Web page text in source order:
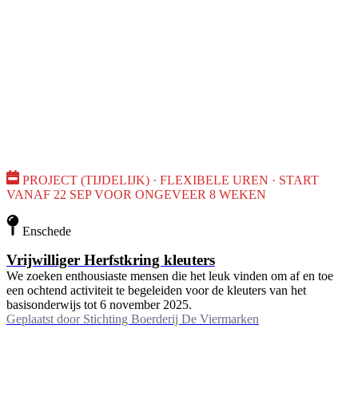
PROJECT (TIJDELIJK) · FLEXIBELE UREN · START
VANAF 22 SEP VOOR ONGEVEER 8 WEKEN
Enschede
Vrijwilliger Herfstkring kleuters
We zoeken enthousiaste mensen die het leuk vinden om af en toe
een ochtend activiteit te begeleiden voor de kleuters van het
basisonderwijs tot 6 november 2025.
Geplaatst door Stichting Boerderij De Viermarken